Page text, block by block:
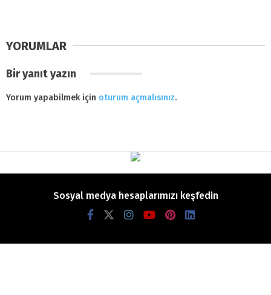
YORUMLAR
Bir yanıt yazın
Yorum yapabilmek için oturum açmalısınız.
Sosyal medya hesaplarımızı keşfedin